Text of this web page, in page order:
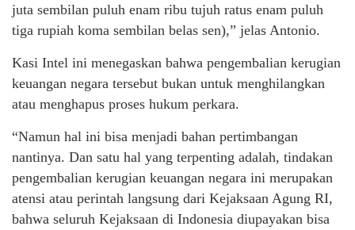
juta sembilan puluh enam ribu tujuh ratus enam puluh
tiga rupiah koma sembilan belas sen),” jelas Antonio.
Kasi Intel ini menegaskan bahwa pengembalian kerugian
keuangan negara tersebut bukan untuk menghilangkan
atau menghapus proses hukum perkara.
“Namun hal ini bisa menjadi bahan pertimbangan
nantinya. Dan satu hal yang terpenting adalah, tindakan
pengembalian kerugian keuangan negara ini merupakan
atensi atau perintah langsung dari Kejaksaan Agung RI,
bahwa seluruh Kejaksaan di Indonesia diupayakan bisa